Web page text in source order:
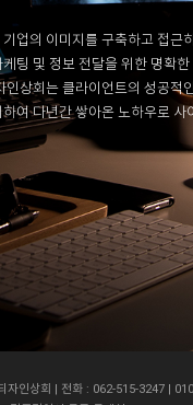
업의 이미지를 구축하고 접근
팅 및 정보 전달을 위한 명확
인상회는 클라이언트의 성공적
여 다년간 쌓아온 노하우로 사
자인상회 | 전화 : 062-515-3247 |